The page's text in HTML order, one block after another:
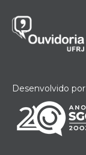
Desenvolvido por